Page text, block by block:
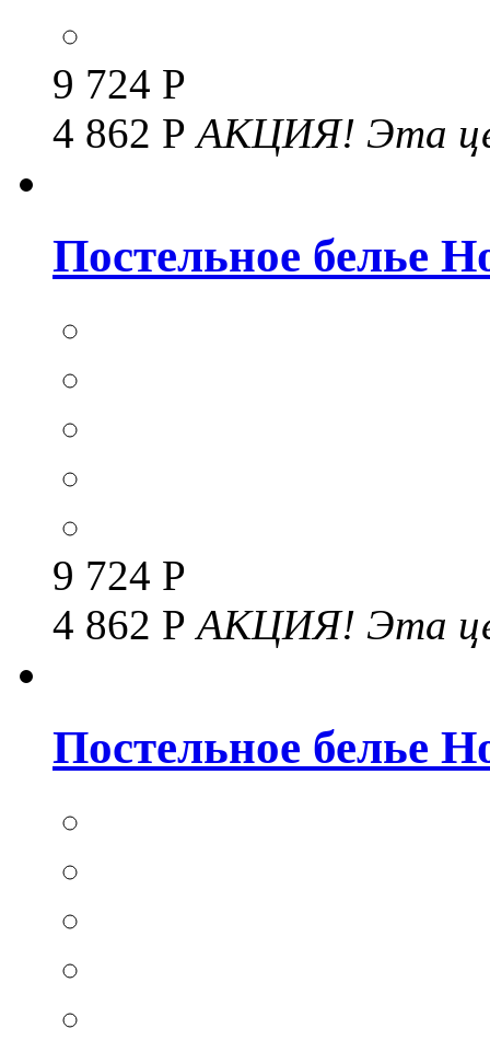
9 724 Р
4 862 РАКЦИЯ! Эта
Постельное белье
9 724 Р
4 862 РАКЦИЯ! Эта
Постельное белье